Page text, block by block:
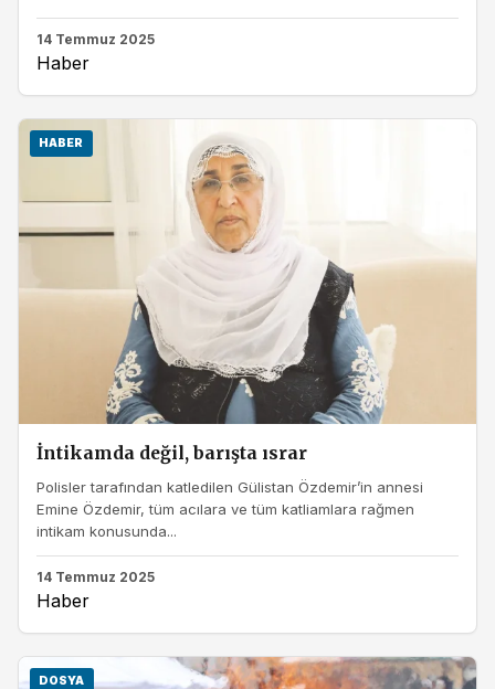
14 Temmuz 2025
Haber
HABER
İntikamda değil, barışta ısrar
Polisler tarafından katledilen Gülistan Özdemir’in annesi
Emine Özdemir, tüm acılara ve tüm katliamlara rağmen
intikam konusunda...
14 Temmuz 2025
Haber
DOSYA